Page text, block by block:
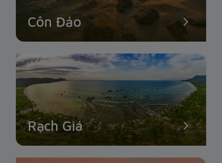
Côn Đảo
Rạch Giá